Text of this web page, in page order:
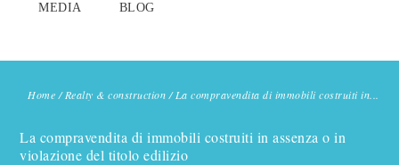
MEDIA BLOG
Home /Realty & construction /La compravendita di immobili costruiti in...
La compravendita di immobili costruiti in assenza o in
violazione del titolo edilizio